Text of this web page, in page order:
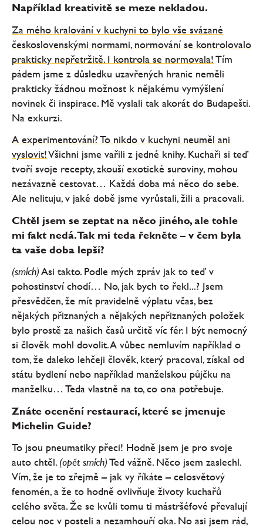
Například kreativitě se meze nekladou.
Za mého kralování v kuchyni to bylo vše svázané
československými normami, normování se kontrolovalo
prakticky nepřetržitě. I kontrola se normovala!Tím
pádem jsme z důsledku uzavřených hranic neměli
prakticky žádnou možnost k nějakému vymýšlení
novinek či inspirace. Mě vyslali tak akorát do Budapešti.
Na exkurzi.
A experimentování? To nikdo v kuchyni neuměl ani
vyslovit!Všichni jsme vařili z jedné knihy. Kuchaři si teď
tvoří svoje recepty, zkouší exotické suroviny, mohou
nezávazně cestovat… Každá doba má něco do sebe.
Ale nelituju, v jaké době jsme vyrůstali, žili a pracovali.
Chtěl jsem se zeptat na něco jiného, ale tohle
mi fakt nedá. Tak mi teda řekněte – v čem byla
ta vaše doba lepší?
(smích)Asi takto. Podle mých zpráv jak to teď v
pohostinství chodí… No, jak bych to řekl...? Jsem
přesvědčen, že mít pravidelně výplatu včas, bez
nějakých přiznaných a nějakých nepřiznaných položek
bylo prostě za našich časů určitě víc fér. I být nemocný
si člověk mohl dovolit. A vůbec nemluvím například o
tom, že daleko lehčeji člověk, který pracoval, získal od
státu bydlení nebo například manželskou půjčku na
manželku… Teda vlastně na to, co ona potřebuje.
Znáte ocenění restaurací, které se jmenuje
Michelin Guide?
To jsou pneumatiky přeci! Hodně jsem je pro svoje
auto chtěl. (opět smích)Ted vážně. Něco jsem zaslechl.
Vím, že je to zřejmě – jak vy říkáte – celosvětový
fenomén, a že to hodně ovlivňuje životy kuchařů
celého světa. Že se kvůli tomu ti mástršéfové převalují
celou noc v posteli a nezamhouří oka. No asi jsem rád,